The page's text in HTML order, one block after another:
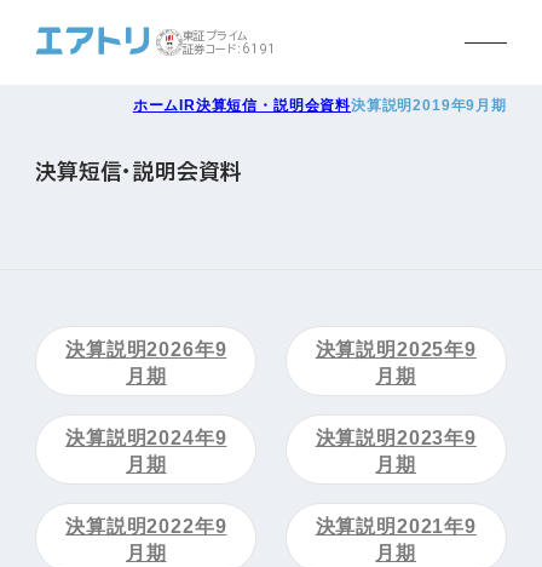
東証プライム
証券コード:6191
ホーム IR決算短信・説明会資料決算説明2019年9月期
決算短信・説明会資料
決算説明2026年9
月期
決算説明2025年9
月期
決算説明2024年9
月期
決算説明2023年9
月期
決算説明2022年9
月期
決算説明2021年9
月期